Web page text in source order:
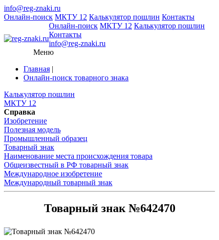
info@reg-znaki.ru
Онлайн-поиск МКТУ 12 Калькулятор пошлин Контакты
Онлайн-поиск МКТУ 12 Калькулятор пошлин
Контакты
info@reg-znaki.ru
Меню
Главная |
Онлайн-поиск товарного знака
Калькулятор пошлин
МКТУ 12
Справка
Изобретение
Полезная модель
Промышленный образец
Товарный знак
Наименование места происхождения товара
Общеизвестный в РФ товарный знак
Международное изобретение
Международный товарный знак
Товарный знак №642470